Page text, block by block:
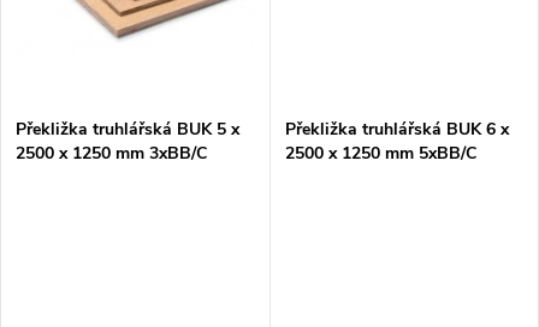
ů
Překližka truhlářská BUK 5 x
2500 x 1250 mm 3xBB/C
Překližka truhlářská BUK 6 x
2500 x 1250 mm 5xBB/C